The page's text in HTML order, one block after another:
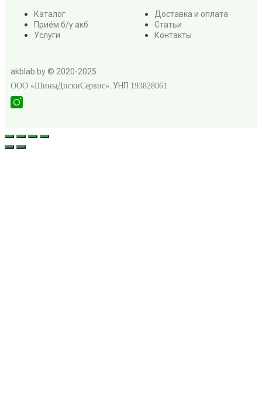
Каталог
Приём б/у акб
Услуги
Доставка и оплата
Статьи
Контакты
akblab.by © 2020-2025
ООО «ШиныДискиСервис». УНП 193828061